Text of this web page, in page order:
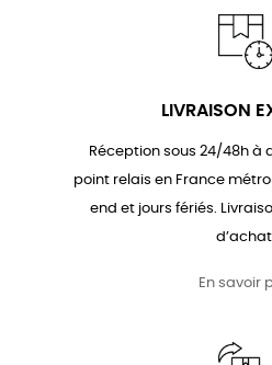
LIVRAISON
Réception sous 24/48h à
point relais en France
end et jours fériés.
En savoir